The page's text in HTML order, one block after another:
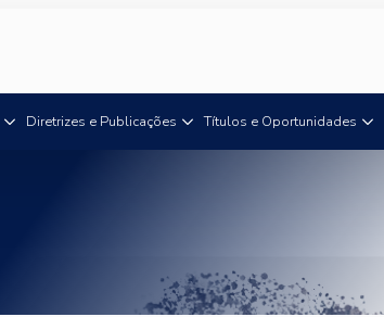
Diretrizes e Publicações Títulos e Oportunidades